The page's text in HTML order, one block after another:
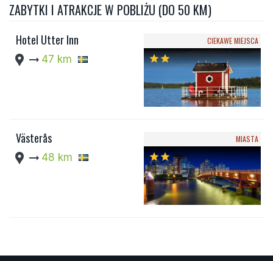
ZABYTKI I ATRAKCJE W POBLIŻU (DO 50 KM)
Hotel Utter Inn
location_pin arrow_right_alt 47 km
CIEKAWE MIEJSCA
starstar
Västerås
location_pin arrow_right_alt 48 km
MIASTA
starstar